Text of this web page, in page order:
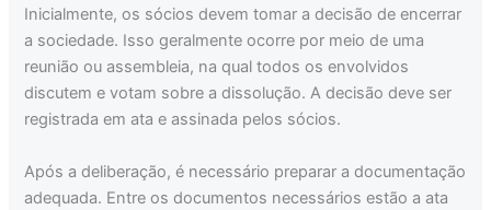
Inicialmente, os sócios devem tomar a decisão de encerrar
a sociedade. Isso geralmente ocorre por meio de uma
reunião ou assembleia, na qual todos os envolvidos
discutem e votam sobre a dissolução. A decisão deve ser
registrada em ata e assinada pelos sócios.
Após a deliberação, é necessário preparar a documentação
adequada. Entre os documentos necessários estão a ata